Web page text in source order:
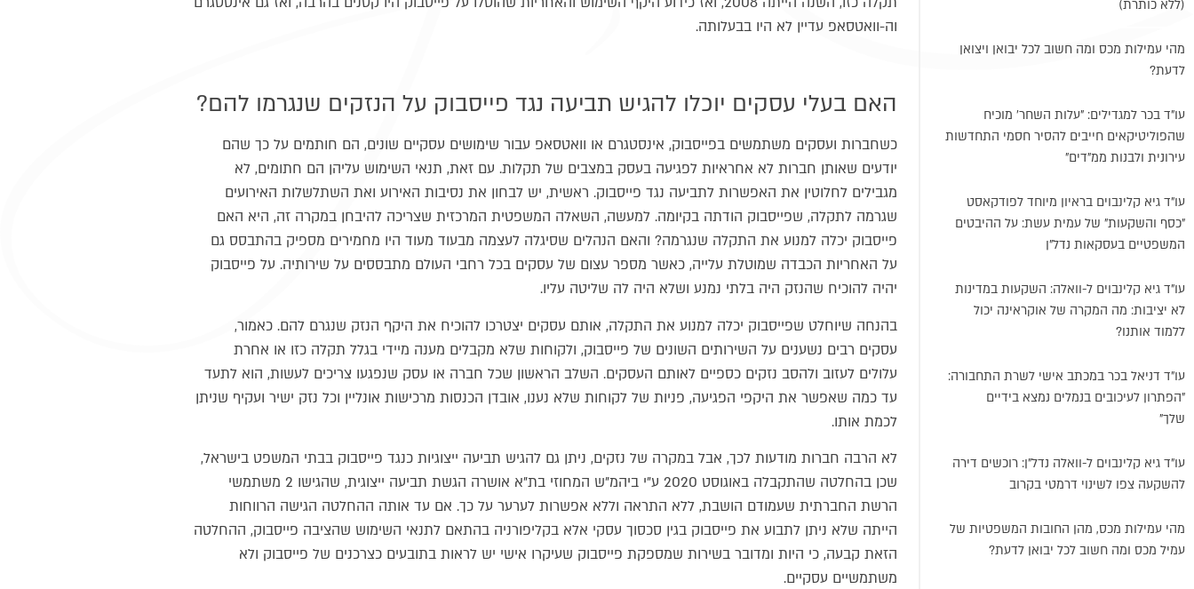
(ללא כותרת)
מהי עמילות מכס ומה חשוב לכל יבואן ויצואן
לדעת?
עו"ד בכר למגדילים: "עלות השחר' מוכיח
שהפוליטיקאים חייבים להסיר חסמי התחדשות
עירונית ולבנות ממ"דים"
עו"ד גיא קלינבוים בראיון מיוחד לפודקאסט
"כסף והשקעות" של עמית עשת: על ההיבטים
המשפטיים בעסקאות נדל"ן
עו"ד גיא קלינבוים ל-וואלה: השקעות במדינות
לא יציבות: מה המקרה של אוקראינה יכול
ללמוד אותנו?
עו"ד דניאל בכר במכתב אישי לשרת התחבורה:
"הפתרון לעיכובים בנמלים נמצא בידיים
שלך"
עו"ד גיא קלינבוים ל-וואלה נדל"ן: רוכשים דירה
להשקעה צפו לשינוי דרמטי בקרוב
מהי עמילות מכס, מהן החובות המשפטיות של
עמיל מכס ומה חשוב לכל יבואן לדעת?
וה-וואטסאפ עדיין לא היו בבעלותה.
האם בעלי עסקים יוכלו להגיש תביעה נגד פייסבוק על הנזקים שנגרמו להם?
כשחברות ועסקים משתמשים בפייסבוק, אינסטגרם או וואטסאפ עבור שימושים עסקיים שונים, הם חותמים על כך שהם
יודעים שאותן חברות לא אחראיות לפגיעה בעסק במצבים של תקלות. עם זאת, תנאי השימוש עליהן הם חתומים, לא
מגבילים לחלוטין את האפשרות לתביעה נגד פייסבוק. ראשית, יש לבחון את נסיבות האירוע ואת השתלשלות האירועים
שגרמה לתקלה, שפייסבוק הודתה בקיומה. למעשה, השאלה המשפטית המרכזית שצריכה להיבחן במקרה זה, היא האם
פייסבוק יכלה למנוע את התקלה שנגרמה? והאם הנהלים שסיגלה לעצמה מבעוד מעוד היו מחמירים מספיק בהתבסס גם
על האחריות הכבדה שמוטלת עלייה, כאשר מספר עצום של עסקים בכל רחבי העולם מתבססים על שירותיה. על פייסבוק
יהיה להוכיח שהנזק היה בלתי נמנע ושלא היה לה שליטה עליו.
בהנחה שיוחלט שפייסבוק יכלה למנוע את התקלה, אותם עסקים יצטרכו להוכיח את היקף הנזק שנגרם להם. כאמור,
עסקים רבים נשענים על השירותים השונים של פייסבוק, ולקוחות שלא מקבלים מענה מיידי בגלל תקלה כזו או אחרת
עלולים לעזוב ולהסב נזקים כספיים לאותם העסקים. השלב הראשון שכל חברה או עסק שנפגעו צריכים לעשות, הוא לתעד
עד כמה שאפשר את היקפי הפגיעה, פניות של לקוחות שלא נענו, אובדן הכנסות מרכישות אונליין וכל נזק ישיר ועקיף שניתן
לכמת אותו.
לא הרבה חברות מודעות לכך, אבל במקרה של נזקים, ניתן גם להגיש תביעה ייצוגיות כנגד פייסבוק בבתי המשפט בישראל,
שכן בהחלטה שהתקבלה באוגוסט 2020 ע"י ביהמ"ש המחוזי בת"א אושרה הגשת תביעה ייצוגית, שהגישו 2 משתמשי
הרשת החברתית שעמודם הושבת, ללא התראה וללא אפשרות לערער על כך. אם עד אותה ההחלטה הגישה הרווחות
הייתה שלא ניתן לתבוע את פייסבוק בגין סכסוך עסקי אלא בקליפורניה בהתאם לתנאי השימוש שהציבה פייסבוק, ההחלטה
הזאת קבעה, כי היות ומדובר בשירות שמספקת פייסבוק שעיקרו אישי יש לראות בתובעים כצרכנים של פייסבוק ולא
משתמשיים עסקיים.